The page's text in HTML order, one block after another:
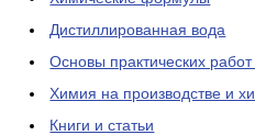
Дистиллированная вода
Основы практических
Химия на производстве и
Книги и статьи